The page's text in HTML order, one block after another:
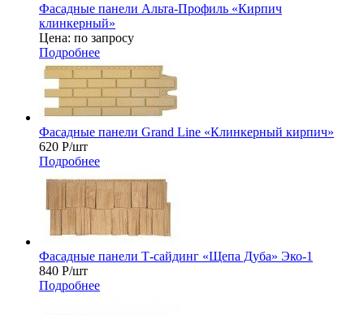
Фасадные панели Альта-Профиль «Кирпич
клинкерный»
Цена: по запросу
Подробнее
Фасадные панели Grand Line «Клинкерный кирпич»
620 Р/шт
Подробнее
Фасадные панели Т-сайдинг «Щепа Дуба» Эко-1
840 Р/шт
Подробнее